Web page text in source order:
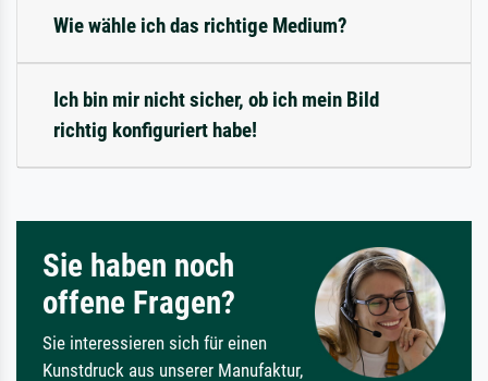
Wie wähle ich das richtige Medium?
Ich bin mir nicht sicher, ob ich mein Bild
richtig konfiguriert habe!
Sie haben noch
offene Fragen?
Sie interessieren sich für einen
Kunstdruck aus unserer Manufaktur,